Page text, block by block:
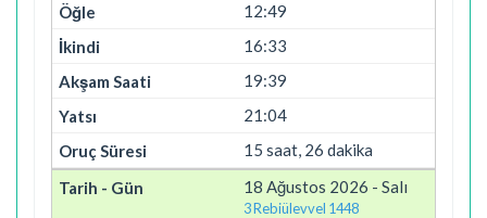
12:49
16:33
19:39
21:04
15 saat, 26 dakika
18 Ağustos 2026 - Salı
3 Rebiülevvel 1448